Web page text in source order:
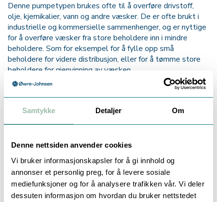
Samtykke Detaljer Om
Denne nettsiden anvender cookies
Vi bruker informasjonskapsler for å gi innhold og
annonser et personlig preg, for å levere sosiale
mediefunksjoner og for å analysere trafikken vår. Vi deler
dessuten informasjon om hvordan du bruker nettstedet
Denne pumpetypen brukes ofte til å overføre drivstoff,
olje, kjemikalier, vann og andre væsker. De er ofte brukt i
industrielle og kommersielle sammenhenger, og er nyttige
for å overføre væsker fra store beholdere inn i mindre
beholdere. Som for eksempel for å fylle opp små
beholdere for videre distribusjon, eller for å tømme store
beholdere for gjenvinning av væsken.
Elektrisk fatpumpe
dermed mer kraftig og effektiv enn en manuell pumpe. Den
og er enkel å betjene, siden du ikke trenger å bruke fysisk
kraft for å pumpe væsken.